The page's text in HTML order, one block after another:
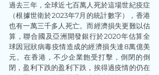
過去三年，全球近七百萬人死於這場世紀疫症
（根據世衛於2023年7月的統計數字），香港
也有一萬三千多人死亡。而經濟損失更難以估
算，聯合國及亞洲開發銀行於2020年估算全
球因冠狀病毒疫情造成的經濟損失達8萬億美
元。在香港，不少企業飽受打擊，倒閉的倒
閉，盈利下跌的盈利下跌，挨得過疫情的仍在